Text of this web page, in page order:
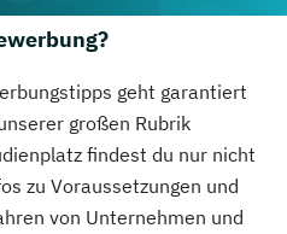
geht garantiert
großen Rubrik
findest du nur nicht
zu Voraussetzungen und
von Unternehmen und